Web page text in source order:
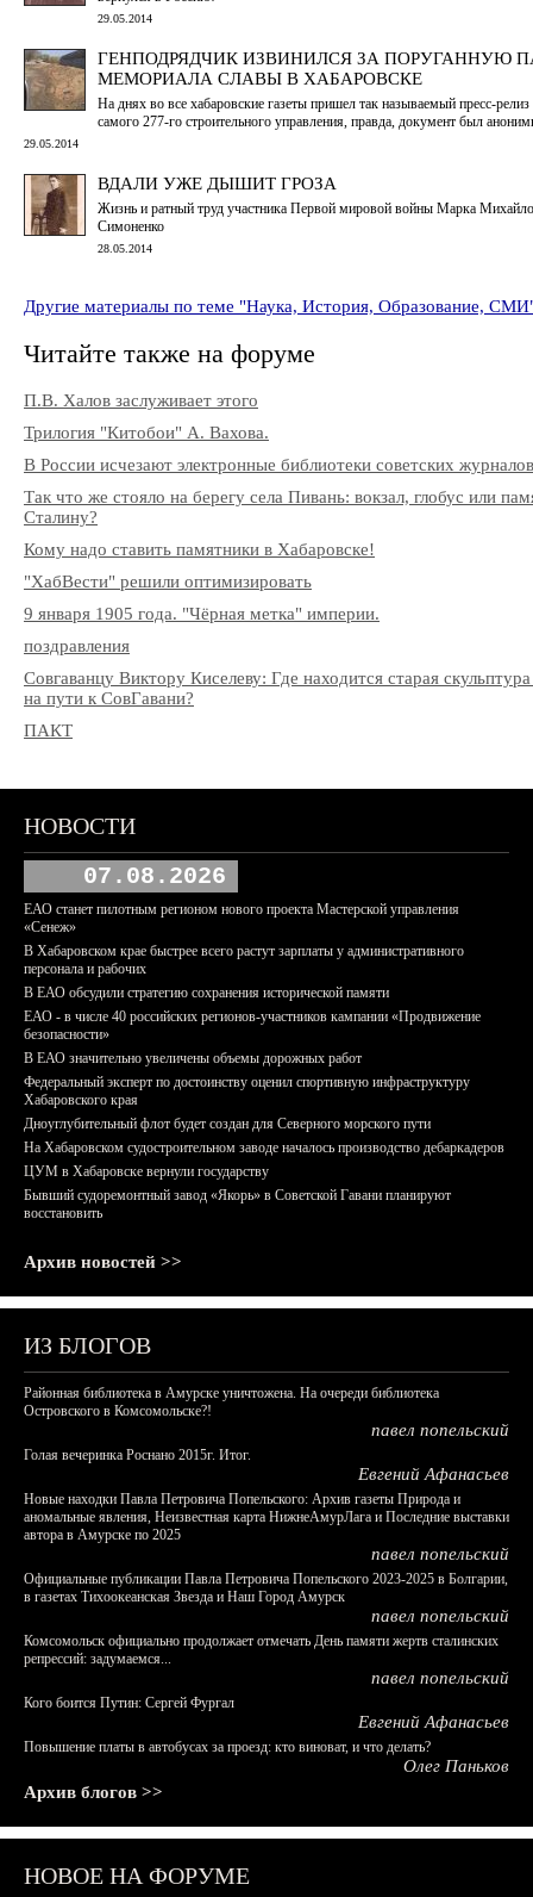
29.05.2014
ГЕНПОДРЯДЧИК ИЗВИНИЛСЯ ЗА ПОРУГАННУЮ
МЕМОРИАЛА СЛАВЫ В ХАБАРОВСКЕ
На днях во все хабаровские газеты пришел так называемый пресс-релиз
самого 277-го строительного управления, правда, документ был
29.05.2014
ВДАЛИ УЖЕ ДЫШИТ ГРОЗА
Жизнь и ратный труд участника Первой мировой войны Марка
Симоненко
28.05.2014
Другие материалы по теме "Наука, История, Образование,
Читайте также на форуме
П.В. Халов заслуживает этого
Трилогия "Китобои" А. Вахова.
В России исчезают электронные библиотеки советских журналов
Так что же стояло на берегу села Пивань: вокзал, глобус или
Сталину?
Кому надо ставить памятники в Хабаровске!
"ХабВести" решили оптимизировать
9 января 1905 года. "Чёрная метка" империи.
поздравления
Совгаванцу Виктору Киселеву: Где находится старая
на пути к СовГавани?
ПАКТ
НОВОСТИ
07.08.2026
ЕАО станет пилотным регионом нового проекта Мастерской управления
«Сенеж»
В Хабаровском крае быстрее всего растут зарплаты у административного
персонала и рабочих
В ЕАО обсудили стратегию сохранения исторической памяти
ЕАО - в числе 40 российских регионов-участников кампании «Продвижение
безопасности»
В ЕАО значительно увеличены объемы дорожных работ
Федеральный эксперт по достоинству оценил спортивную инфраструктуру
Хабаровского края
Дноуглубительный флот будет создан для Северного морского пути
На Хабаровском судостроительном заводе началось производство дебаркадеров
ЦУМ в Хабаровске вернули государству
Бывший судоремонтный завод «Якорь» в Советской Гавани планируют
восстановить
Архив новостей >>
ИЗ БЛОГОВ
Районная библиотека в Амурске уничтожена. На очереди библиотека
Островского в Комсомольске?!
павел попельский
Голая вечеринка Роснано 2015г. Итог.
Евгений Афанасьев
Новые находки Павла Петровича Попельского: Архив газеты Природа и
аномальные явления, Неизвестная карта НижнеАмурЛага и Последние выставки
автора в Амурске по 2025
павел попельский
Официальные публикации Павла Петровича Попельского 2023-2025 в Болгарии,
в газетах Тихоокеанская Звезда и Наш Город Амурск
павел попельский
Комсомольск официально продолжает отмечать День памяти жертв сталинских
репрессий: задумаемся...
павел попельский
Кого боится Путин: Сергей Фургал
Евгений Афанасьев
Повышение платы в автобусах за проезд: кто виноват, и что делать?
Олег Паньков
Архив блогов >>
НОВОЕ НА ФОРУМЕ